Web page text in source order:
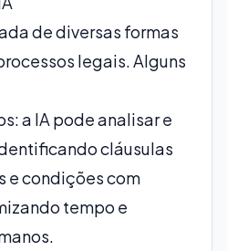
de diversas formas
legais. Alguns
a IA pode analisar e
cláusulas
e condições com
tempo e